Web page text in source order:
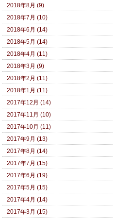
2018年8月 (9)
2018年7月 (10)
2018年6月 (14)
2018年5月 (14)
2018年4月 (11)
2018年3月 (9)
2018年2月 (11)
2018年1月 (11)
2017年12月 (14)
2017年11月 (10)
2017年10月 (11)
2017年9月 (13)
2017年8月 (14)
2017年7月 (15)
2017年6月 (19)
2017年5月 (15)
2017年4月 (14)
2017年3月 (15)